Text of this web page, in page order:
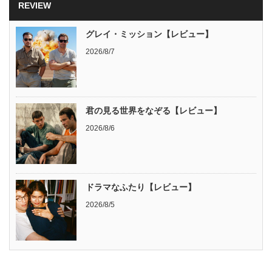
REVIEW
グレイ・ミッション【レビュー】
2026/8/7
君の見る世界をなぞる【レビュー】
2026/8/6
ドラマなふたり【レビュー】
2026/8/5